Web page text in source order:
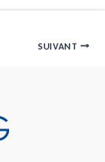
SUIVANT